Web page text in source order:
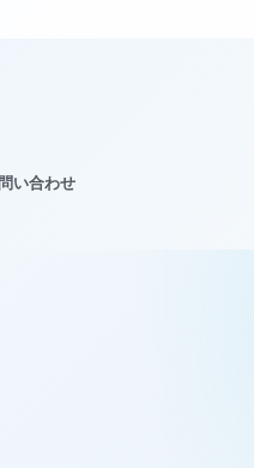
い合わせ